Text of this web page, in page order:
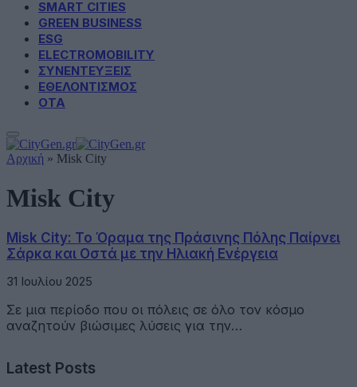
SMART CITIES
GREEN BUSINESS
ESG
ELECTROMOBILITY
ΣΥΝΕΝΤΕΥΞΕΙΣ
ΕΘΕΛΟΝΤΙΣΜΟΣ
ΟΤΑ
Αρχική » Misk City
Misk City
Misk City: Το Όραμα της Πράσινης Πόλης Παίρνει
Σάρκα και Οστά με την Ηλιακή Ενέργεια
31 Ιουλίου 2025
Σε μια περίοδο που οι πόλεις σε όλο τον κόσμο
αναζητούν βιώσιμες λύσεις για την…
Latest Posts